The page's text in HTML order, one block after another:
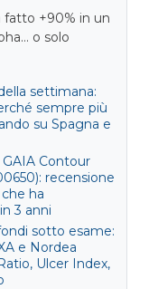
fatto +90% in un
o solo
settimana:
sempre più
su Spagna e
Contour
recensione
ha
3 anni
sotto esame:
e Nordea
Ulcer Index,